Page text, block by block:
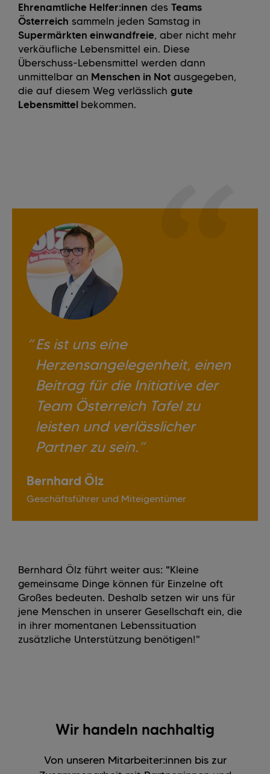
Ehrenamtliche Helfer:innen des Teams
Österreich sammeln jeden Samstag in
Supermärkten einwandfreie, aber nicht mehr
verkäufliche Lebensmittel ein. Diese
Überschuss-Lebensmittel werden dann
unmittelbar an Menschen in Not ausgegeben,
die auf diesem Weg verlässlich gute
Lebensmittel bekommen.
Es ist uns eine
Herzensangelegenheit, einen
Beitrag für die Initiative der
Team Österreich Tafelzu
leisten und verlässlicher
Partner zu sein.
Bernhard Ölz
Geschäftsführer und Miteigentümer
Bernhard Ölz führt weiter aus: "Kleine
gemeinsame Dinge können für Einzelne oft
Großes bedeuten. Deshalb setzen wir uns für
jene Menschen in unserer Gesellschaft ein, die
in ihrer momentanen Lebenssituation
zusätzliche Unterstützung benötigen!"
Wir handeln nachhaltig
Von unseren Mitarbeiter:innen bis zur